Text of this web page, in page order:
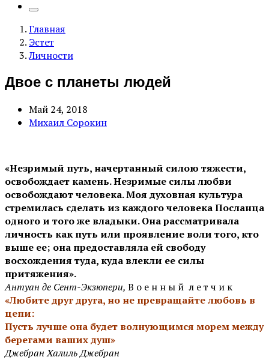
Главная
Эстет
Личности
Двое с планеты людей
Май 24, 2018
Михаил Сорокин
«Незримый путь, начертанный силою тяжести,
освобождает камень. Незримые силы любви
освобождают человека. Моя духовная культура
стремилась сделать из каждого человека Посланца
одного и того же владыки. Она рассматривала
личность как путь или проявление воли того, кто
выше ее; она предоставляла ей свободу
восхождения туда, куда влекли ее силы
притяжения».
Антуан де Сент-Экзюпери, В о е н н ы й л е т ч и к
«Любите друг друга, но не превращайте любовь в
цепи:
Пусть лучше она будет волнующимся морем между
берегами ваших душ»
Джебран Халиль Джебран